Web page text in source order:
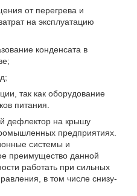
от перегрева и
на эксплуатацию
конденсата в
так как оборудование
питания.
дефлектор на крышу
предприятиях.
системы и
преимущество данной
работать при сильных
в том числе снизу-